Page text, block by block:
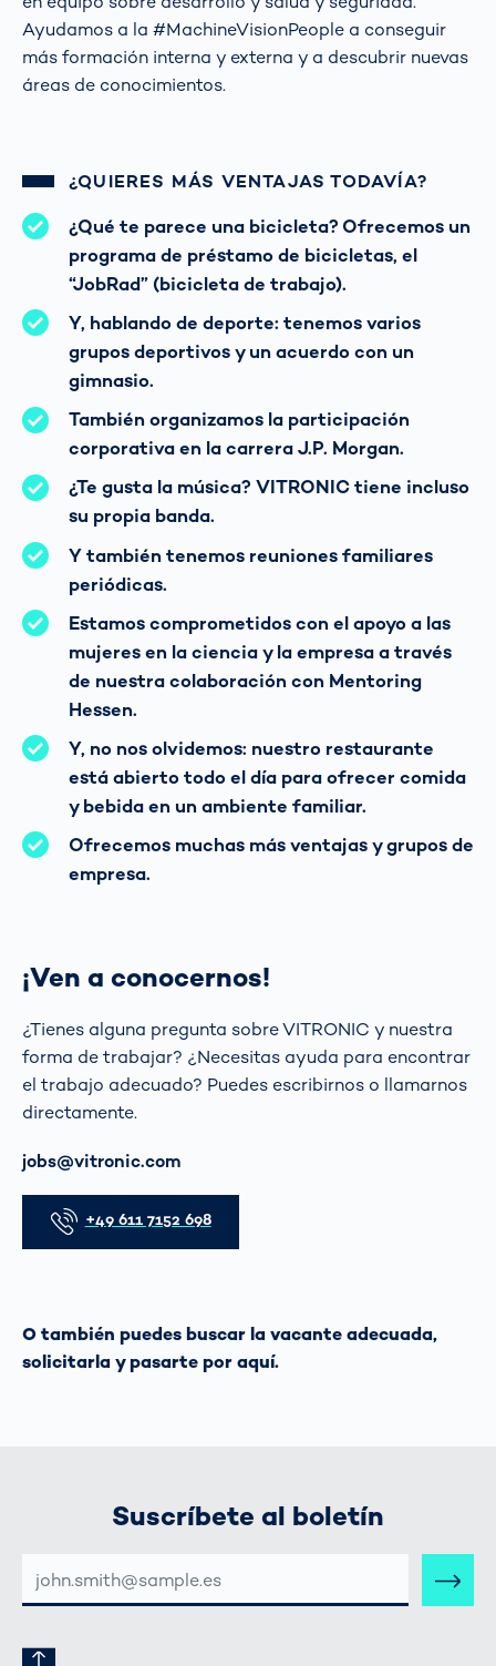
Ayudamos a la #MachineVisionPeople a conseguir
más formación interna y externa y a descubrir nuevas
áreas de conocimientos.
¿QUIERES MÁS VENTAJAS TODAVÍA?
¿Qué te parece una bicicleta? Ofrecemos un
programa de préstamo de bicicletas, el
“JobRad” (bicicleta de trabajo).
Y, hablando de deporte: tenemos varios
grupos deportivos y un acuerdo con un
gimnasio.
También organizamos la participación
corporativa en la carrera J.P. Morgan.
¿Te gusta la música? VITRONIC tiene incluso
su propia banda.
Y también tenemos reuniones familiares
periódicas.
Estamos comprometidos con el apoyo a las
mujeres en la ciencia y la empresa a través
de nuestra colaboración con Mentoring
Hessen.
Y, no nos olvidemos: nuestro restaurante
está abierto todo el día para ofrecer comida
y bebida en un ambiente familiar.
Ofrecemos muchas más ventajas y grupos de
empresa.
¡Ven a conocernos!
¿Tienes alguna pregunta sobre VITRONIC y nuestra
forma de trabajar? ¿Necesitas ayuda para encontrar
el trabajo adecuado? Puedes escribirnos o llamarnos
directamente.
Correo electrónico
jobs@vitronic.com
Teléfono
+49 611 7152 698
O también puedes buscarla vacante adecuada,
solicitarla y pasarte por aquí.
Suscríbete al boletín
CORREO